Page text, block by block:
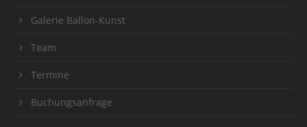
Galerie Ballon-Kunst
Team
Termine
Buchungsanfrage